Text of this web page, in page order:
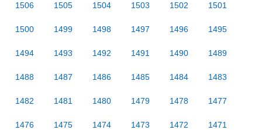
1506 1505 1504 1503 1502 1501
1500 1499 1498 1497 1496 1495
1494 1493 1492 1491 1490 1489
1488 1487 1486 1485 1484 1483
1482 1481 1480 1479 1478 1477
1476 1475 1474 1473 1472 1471